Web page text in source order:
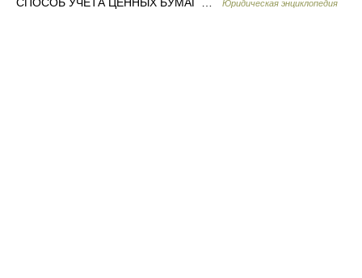
Юридическая энциклопедия